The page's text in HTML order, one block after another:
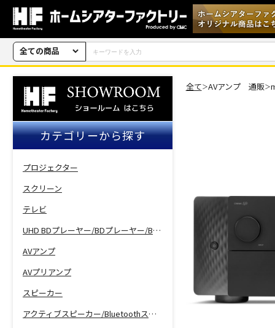
全ての商品
カテゴリーから探す
プロジェクター
スクリーン
テレビ
UHD BDプレーヤー/BDプレーヤー/BDレコーダー
AVアンプ
AVプリアンプ
スピーカー
アクティブスピーカー/Bluetoothスピーカー
全て＞AVアンプ 通販＞